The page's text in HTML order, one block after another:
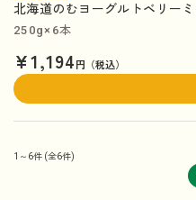
北海道のむヨーグルトベリー
250g×6本
¥1,194円（税込）
1～6件 (全6件)